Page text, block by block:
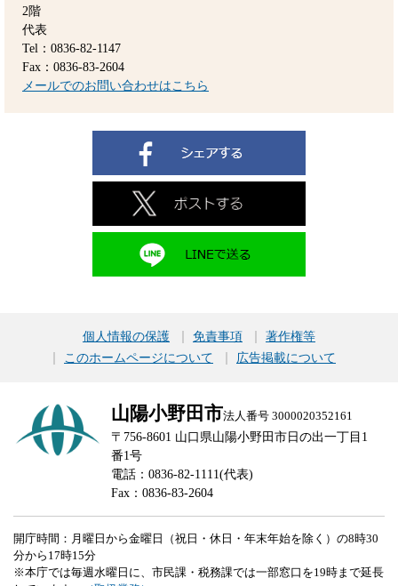
2階
代表
Tel：0836-82-1147
Fax：0836-83-2604
メールでのお問い合わせはこちら
個人情報の保護 免責事項
著作権等
このホームページについて
広告掲載について
山陽小野田市法人番号 3000020352161
〒756-8601 山口県山陽小野田市日の出一丁目1
番1号
電話：0836-82-1111(代表)
Fax：0836-83-2604
開庁時間：月曜日から金曜日（祝日・休日・年末年始を除く）の8時30
分から17時15分
※本庁では毎週水曜日に、市民課・税務課では一部窓口を19時まで延長